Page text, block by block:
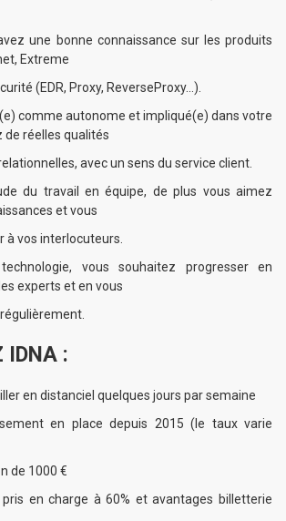
une bonne connaissance sur les produits
Extreme
(EDR, Proxy, ReverseProxy…).
comme autonome et impliqué(e) dans votre
de réelles qualités
avec un sens du service client.
du travail en équipe, de plus vous aimez
et vous
à vos interlocuteurs.
vous souhaitez progresser en
experts et en vous
IDNA :
en distanciel quelques jours par semaine
en place depuis 2015 (le taux varie
de 1000 €
en charge à 60% et avantages billetterie